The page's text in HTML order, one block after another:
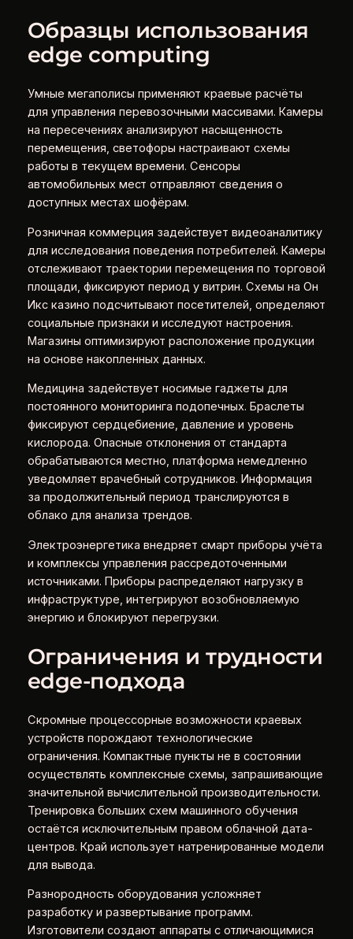
Образцы использования
edge computing
Умные мегаполисы применяют краевые расчёты
для управления перевозочными массивами. Камеры
на пересечениях анализируют насыщенность
перемещения, светофоры настраивают схемы
работы в текущем времени. Сенсоры
автомобильных мест отправляют сведения о
доступных местах шофёрам.
Розничная коммерция задействует видеоаналитику
для исследования поведения потребителей. Камеры
отслеживают траектории перемещения по торговой
площади, фиксируют период у витрин. Схемы на Он
Икс казино подсчитывают посетителей, определяют
социальные признаки и исследуют настроения.
Магазины оптимизируют расположение продукции
на основе накопленных данных.
Медицина задействует носимые гаджеты для
постоянного мониторинга подопечных. Браслеты
фиксируют сердцебиение, давление и уровень
кислорода. Опасные отклонения от стандарта
обрабатываются местно, платформа немедленно
уведомляет врачебный сотрудников. Информация
за продолжительный период транслируются в
облако для анализа трендов.
Электроэнергетика внедряет смарт приборы учёта
и комплексы управления рассредоточенными
источниками. Приборы распределяют нагрузку в
инфраструктуре, интегрируют возобновляемую
энергию и блокируют перегрузки.
Ограничения и трудности
edge‑подхода
Скромные процессорные возможности краевых
устройств порождают технологические
ограничения. Компактные пункты не в состоянии
осуществлять комплексные схемы, запрашивающие
значительной вычислительной производительности.
Тренировка больших схем машинного обучения
остаётся исключительным правом облачной дата-
центров. Край использует натренированные модели
для вывода.
Разнородность оборудования усложняет
разработку и развертывание программ.
Изготовители создают аппараты с отличающимися